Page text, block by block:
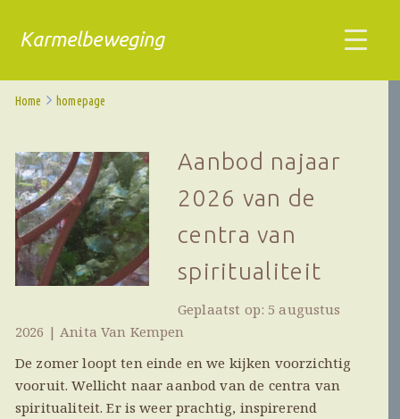
Home homepage
Aanbod najaar
2026 van de
centra van
spiritualiteit
Geplaatst op: 5 augustus
2026 | Anita Van Kempen
De zomer loopt ten einde en we kijken voorzichtig
vooruit. Wellicht naar aanbod van de centra van
spiritualiteit. Er is weer prachtig, inspirerend
Karmelbeweging